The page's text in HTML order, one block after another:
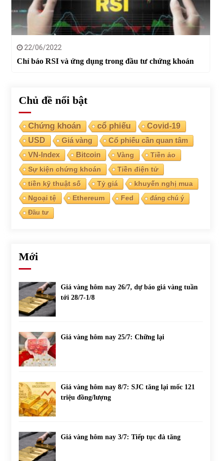
22/06/2022
Chỉ báo RSI và ứng dụng trong đầu tư chứng khoán
Chủ đề nổi bật
Chứng khoán cổ phiếu
Covid-19
USD
Giá vàng Cổ phiếu cần quan tâm
VN-Index Bitcoin Vàng
Tiền ảo
Sự kiện chứng khoán
Tiền điện tử
tiền kỹ thuật số
Tỷ giá
khuyến nghị mua
Ngoại tệ
Ethereum Fed
đáng chú ý
Đầu tư
Mới
Giá vàng hôm nay 26/7, dự báo giá vàng tuần
tới 28/7-1/8
Giá vàng hôm nay 25/7: Chững lại
Giá vàng hôm nay 8/7: SJC tăng lại mốc 121
triệu đồng/lượng
Giá vàng hôm nay 3/7: Tiếp tục đà tăng